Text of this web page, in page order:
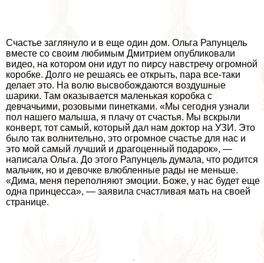
Счастье заглянуло и в еще один дом. Ольга Рапунцель
вместе со своим любимым Дмитрием опубликовали
видео, на котором они идут по пирсу навстречу огромной
коробке. Долго не решаясь ее открыть, пара все-таки
делает это. На волю высвобождаются воздушные
шарики. Там оказывается маленькая коробка с
девчачьими, розовыми пинетками. «Мы сегодня узнали
пол нашего малыша, я плачу от счастья. Мы вскрыли
конверт, тот самый, который дал нам доктор на УЗИ. Это
было так волнительно, это огромное счастье для нас и
это мой самый лучший и драгоценный подарок», —
написала Ольга. До этого Рапунцель думала, что родится
мальчик, но и дeвoчке влюбленные рады не меньше.
«Дима, меня переполняют эмоции. Боже, у нас будет еще
одна принцесса», — заявила счастливая мать на своей
странице.